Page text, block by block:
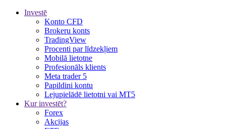
Investē
Konto CFD
Brokeru konts
TradingView
Procenti par līdzekļiem
Mobilā lietotne
Profesionāls klients
Meta trader 5
Papildini kontu
Lejupielādē lietotni vai MT5
Kur investēt?
Forex
Akcijas